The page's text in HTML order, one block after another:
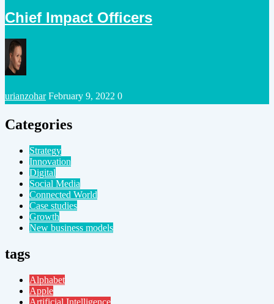
Chief Impact Officers
Posted
urianzohar February 9, 2022 0
Categories
Strategy
Innovation
Digital
Social Media
Connected World
Case studies
Growth
New business models
tags
Alphabet
Apple
Artificial Intelligence